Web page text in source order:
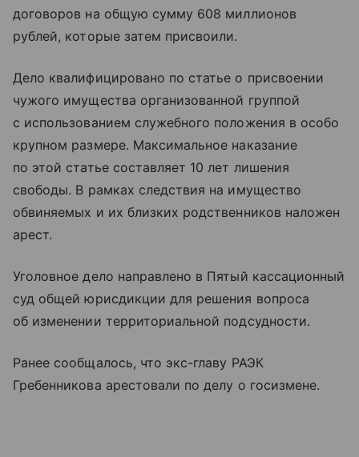
договоров на общую сумму 608 миллионов
рублей, которые затем присвоили.
Дело квалифицировано по статье о присвоении
чужого имущества организованной группой
с использованием служебного положения в особо
крупном размере. Максимальное наказание
по этой статье составляет 10 лет лишения
свободы. В рамках следствия на имущество
обвиняемых и их близких родственников наложен
арест.
Уголовное дело направлено в Пятый кассационный
суд общей юрисдикции для решения вопроса
об изменении территориальной подсудности.
Ранее сообщалось, что экс-главу РАЭК
Гребенникова арестовали по делу о госизмене.